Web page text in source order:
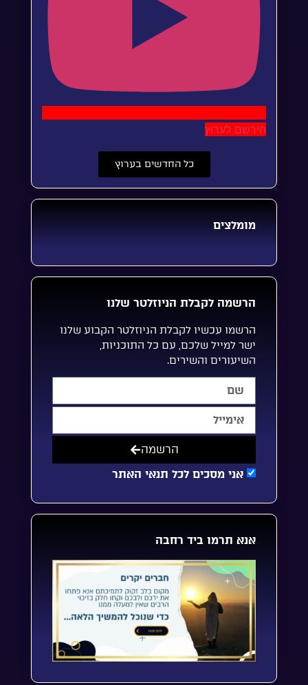
הירשם לערוץ
כל החדשים בערוץ
מומלצים
הרשמה לקבלת הניוזלטר שלנו
הרשמו עכשיו לקבלת הניוזלטר הקבוע שלנו
ישר למייל שלכם, עם כל התוכניות,
השיעורים והשירים.
אני מסכים לכל תנאי האתר
הרשמה
אנא תרמו ביד רחבה